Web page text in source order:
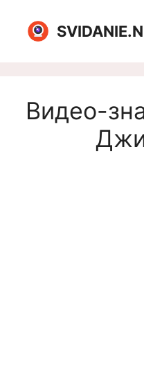
содержимому
Видео-